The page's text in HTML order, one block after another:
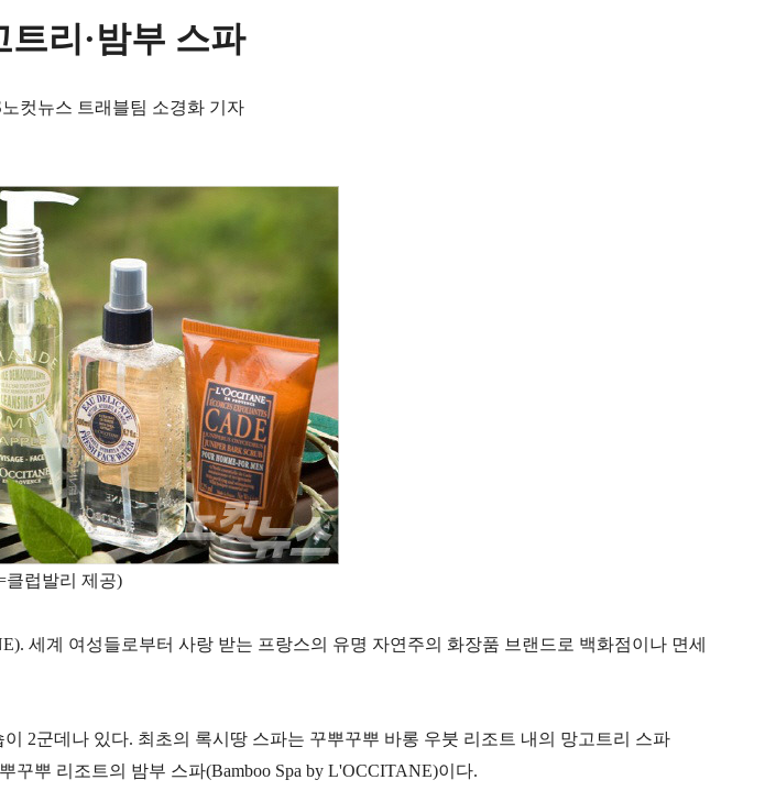
트리·밤부 스파
노컷뉴스 트래블팀 소경화 기자
클럽발리 제공)
세계 여성들로부터 사랑 받는 프랑스의 유명 자연주의 화장품 브랜드로 백화점이나 면세
2군데나 있다. 최초의 록시땅 스파는 꾸뿌꾸뿌 바롱 우붓 리조트 내의 망고트리 스파
꾸뿌 리조트의 밤부 스파(Bamboo Spa by L'OCCITANE)이다.